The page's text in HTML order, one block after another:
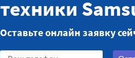
техники
Оставьте онлайн заявку